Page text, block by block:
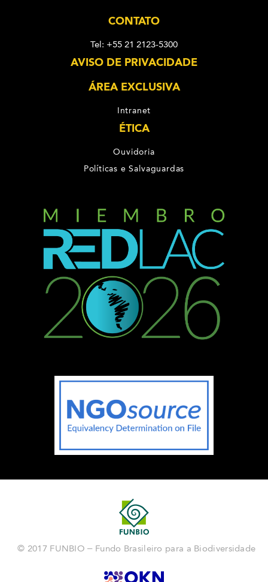
CONTATO
Tel: +55 21 2123-5300
AVISO DE PRIVACIDADE
ÁREA EXCLUSIVA
Intranet
ÉTICA
Ouvidoria
Políticas e Salvaguardas
© 2017 FUNBIO – Fundo Brasileiro para a Biodiversidade